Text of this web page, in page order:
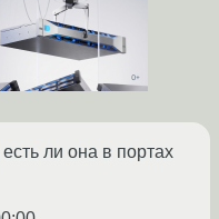
ли она в портах